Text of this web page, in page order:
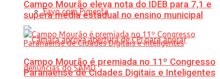
Favo com Pimenta
Campo Mourão eleva nota do IDEB para 7,1 e
supera média estadual no ensino municipal
Campo Mourão é premiada no 11º Congresso
Paranaense de Cidades Digitais e Inteligentes